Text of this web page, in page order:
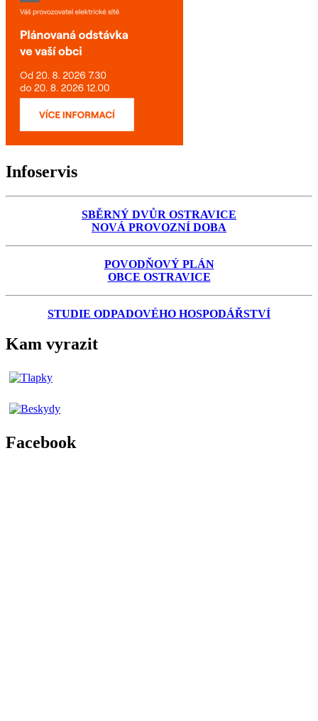
Infoservis
SBĚRNÝ DVŮR OSTRAVICE
NOVÁ PROVOZNÍ DOBA
POVODŇOVÝ PLÁN
OBCE OSTRAVICE
STUDIE ODPADOVÉHO HOSPODÁŘSTVÍ
Kam vyrazit
Facebook